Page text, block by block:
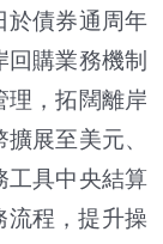
債券通周年
購業務機制
理，拓闊離岸
展至美元、
工具中央結算
流程，提升操